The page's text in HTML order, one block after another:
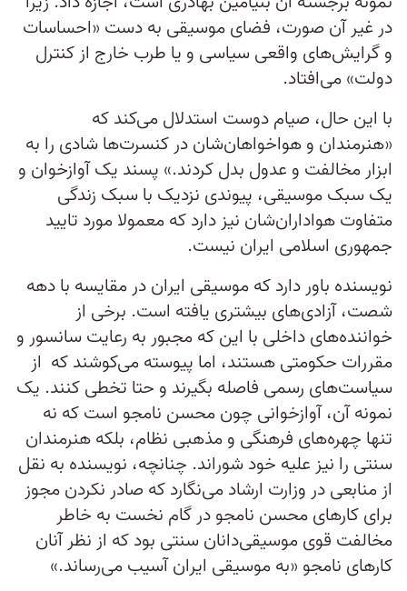
در غیر آن صورت، فضای موسیقی به دست «احساسات
و گرایش‌های واقعی سیاسی و یا طرب خارج از کنترل
دولت» می‌افتاد.
با این حال، صیام ­دوست استدلال می‌کند که
«هنرمندان و هواخواهان‌شان در کنسرت‌ها شادی را به
ابزار مخالفت و عدول بدل کردند.» پسند یک آوازخوان و
یک سبک موسیقی، پیوندی نزدیک با سبک زندگی
متفاوت هواداران‌شان نیز دارد که معمولا مورد تایید
جمهوری اسلامی ایران نیست.
نویسنده باور دارد که موسیقی ایران در مقایسه با دهه
شصت، آزادی‌های بیشتری یافته است. برخی از
خواننده‌های داخلی با این که مجبور به رعایت سانسور و
مقررات حکومتی هستند، اما پیوسته می‌کوشند که از
سیاست‌های رسمی فاصله بگیرند و حتا تخطی کنند. یک
نمونه آن، آوازخوانی چون محسن نامجو است که نه
تنها چهره‌های فرهنگی و مذهبی نظام، بلکه هنرمندان
سنتی را نیز علیه خود شوراند. چنانچه، نویسنده به نقل
از منابعی در وزارت ارشاد می‌نگارد که صادر نکردن مجوز
برای کارهای محسن نامجو در گام نخست به خاطر
مخالفت قوی موسیقی‌دانان سنتی بود که از نظر آنان
کارهای نامجو «به موسیقی ایران آسیب می‌رساند.»